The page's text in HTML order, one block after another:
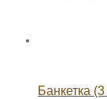
Банкетка